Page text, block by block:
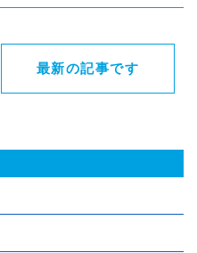
の受付
9721
最新の記事です